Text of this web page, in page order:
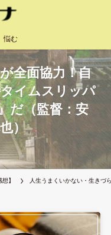
悩む
全面協力！自
イムスリッパ
だ（監督：安
）
】 人生うまくいかない・生きづ